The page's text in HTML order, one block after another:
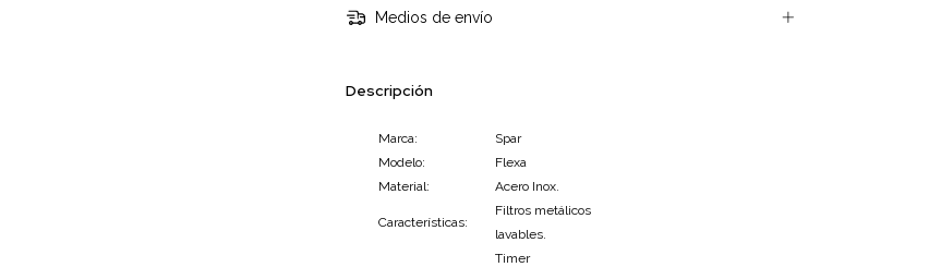
Medios de envío
Descripción
Marca:
Spar
Modelo:
Flexa
Material:
Acero Inox.
Características:
Filtros metálicos
lavables.
Timer